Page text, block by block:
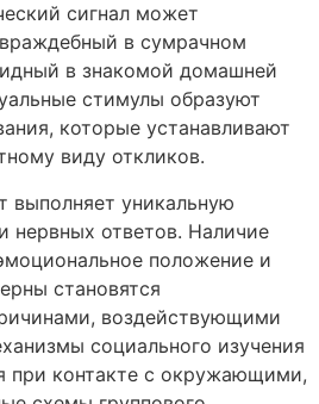
сигнал может
в сумрачном
в знакомой домашней
стимулы образуют
которые устанавливают
виду откликов.
выполняет уникальную
нервных ответов. Наличие
положение и
становятся
воздействующими
социального изучения
при контакте с окружающими,